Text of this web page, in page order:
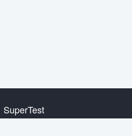
SuperTest